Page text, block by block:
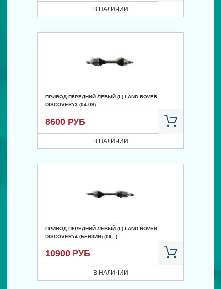
В НАЛИЧИИ
ПРИВОД ПЕРЕДНИЙ ЛЕВЫЙ (L) LAND ROVER
DISCOVERY3 (04-09)
8600 РУБ
В НАЛИЧИИ
ПРИВОД ПЕРЕДНИЙ ЛЕВЫЙ (L) LAND ROVER
DISCOVERY4 (БЕНЗИН) (09-..)
10900 РУБ
В НАЛИЧИИ